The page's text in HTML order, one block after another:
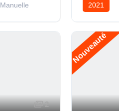
Manuelle
2021
2
Nouveauté